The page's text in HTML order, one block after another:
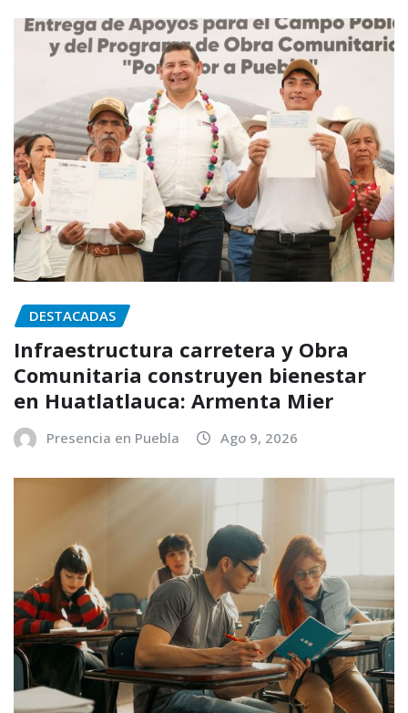
DESTACADAS
Infraestructura carretera y Obra
Comunitaria construyen bienestar
en Huatlatlauca: Armenta Mier
Presencia en Puebla Ago 9, 2026